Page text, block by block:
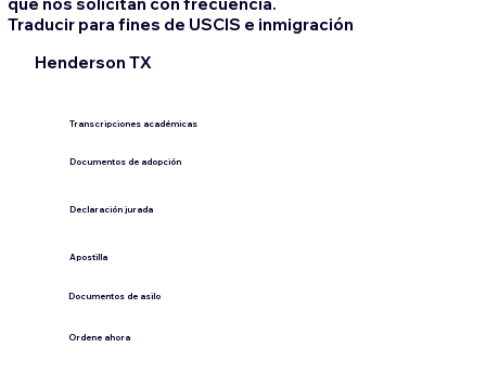
Transcripciones académicas
Documentos de adopción
Declaración jurada
​Apostilla
Documentos de asilo
Ordene ahora
Traducir para fines de USCIS e inmigración
Henderson TX